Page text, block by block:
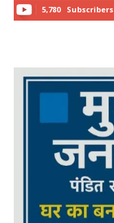
5,780 Subscribers